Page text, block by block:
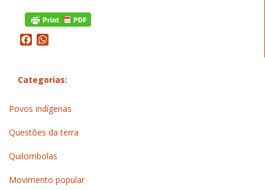
Facebook
Categorias:
Povos indígenas
Questões da terra
Quilombolas
Movimento popular